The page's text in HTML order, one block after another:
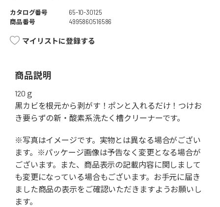
カタログ番号
65-10-30125
商品番号
4995860516586
マイリストに登録する
商品説明
120ｇ
黒カビを根元から剥がす！ポンと入れるだけ！つけお
き要らずの新・酸素系洗たく槽クリーナーです。
※写真はイメージです。実物とは異なる場合がござい
ます。※パッケージ画像は予告なく変更となる場合が
ございます。また、商品表示の記載内容に関しまして
も変更になっている場合もございます。お手元に届き
ました商品の表示をご確認いただきますようお願いし
ます。